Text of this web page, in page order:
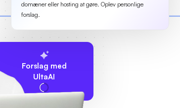
domæner eller hosting at gøre. Oplev personlige
forslag.
Forslag med
UltaAI